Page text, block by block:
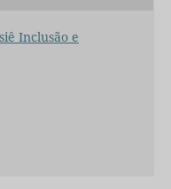
Inclusão e